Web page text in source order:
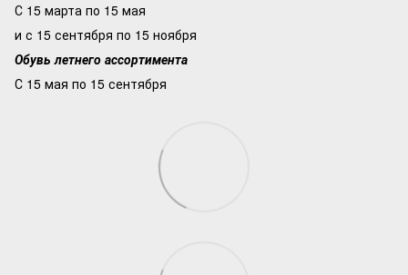
С 15 марта по 15 мая
и с 15 сентября по 15 ноября
Обувь летнего ассортимента
С 15 мая по 15 сентября